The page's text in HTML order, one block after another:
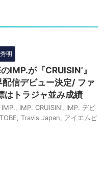
明
IMP.が『CRUISIN’』
信デビュー決定/ ファ
はトラジャ並み成績
IMP. IMP. CRUISIN' IMP. デビ
TOBE Travis Japan
アイエムピ